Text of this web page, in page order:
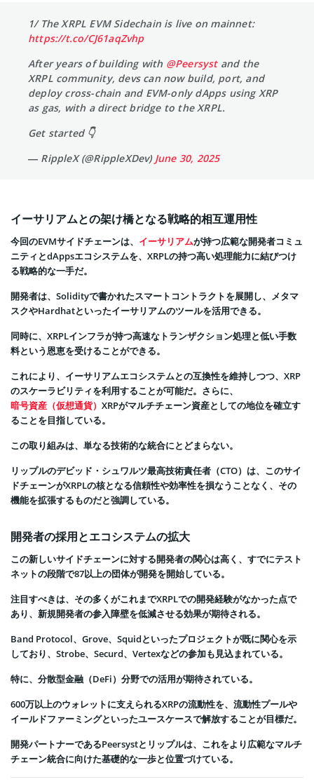
1/ The XRPL EVM Sidechain is live on mainnet:
https://t.co/CJ61aqZvhp
After years of building with @Peersystand the
XRPL community, devs can now build, port, and
deploy cross-chain and EVM-only dApps using XRP
as gas, with a direct bridge to the XRPL.
Get started 👇
— RippleX (@RippleXDev) June 30, 2025
イーサリアムとの架け橋となる戦略的相互運用性
今回のEVMサイドチェーンは、 イーサリアムが持つ広範な開発者コミュ
ニティとdAppsエコシステムを、XRPLの持つ高い処理能力に結びつけ
る戦略的な一手だ。
開発者は、Solidityで書かれたスマートコントラクトを展開し、メタマ
スクやHardhatといったイーサリアムのツールを活用できる。
同時に、XRPLインフラが持つ高速なトランザクション処理と低い手数
料という恩恵を受けることができる。
これにより、イーサリアムエコシステムとの互換性を維持しつつ、XRP
のスケーラビリティを利用することが可能だ。さらに、
暗号資産（仮想通貨） XRPがマルチチェーン資産としての地位を確立す
ることを目指している。
この取り組みは、単なる技術的な統合にとどまらない。
リップルのデビッド・シュワルツ最高技術責任者（CTO）は、このサイ
ドチェーンがXRPLの核となる信頼性や効率性を損なうことなく、その
機能を拡張するものだと強調している。
開発者の採用とエコシステムの拡大
この新しいサイドチェーンに対する開発者の関心は高く、すでにテスト
ネットの段階で87以上の団体が開発を開始している。
注目すべきは、その多くがこれまでXRPLでの開発経験がなかった点で
あり、新規開発者の参入障壁を低減させる効果が期待される。
Band Protocol、Grove、Squidといったプロジェクトが既に関心を示
しており、Strobe、Securd、Vertexなどの参加も見込まれている。
特に、分散型金融（DeFi）分野での活用が期待されている。
600万以上のウォレットに支えられるXRPの流動性を、流動性プールや
イールドファーミングといったユースケースで解放することが目標だ。
開発パートナーであるPeersystとリップルは、これをより広範なマルチ
チェーン統合に向けた基礎的な一歩と位置づけている。